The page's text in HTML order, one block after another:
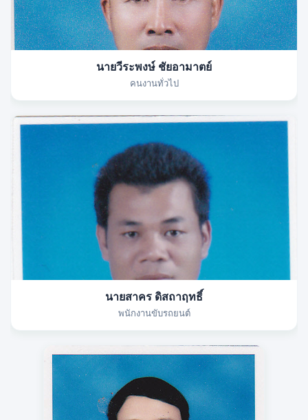
นายวีระพงษ์ ชัยอามาตย์
คนงานทั่วไป
นายสาคร ดิสถาฤทธิ์
พนักงานขับรถยนต์